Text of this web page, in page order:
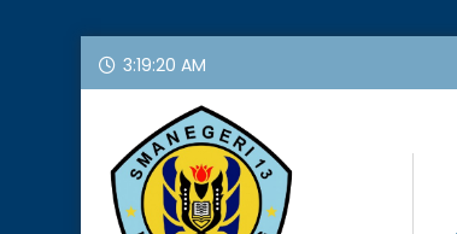
Skip
3:19:22 AM